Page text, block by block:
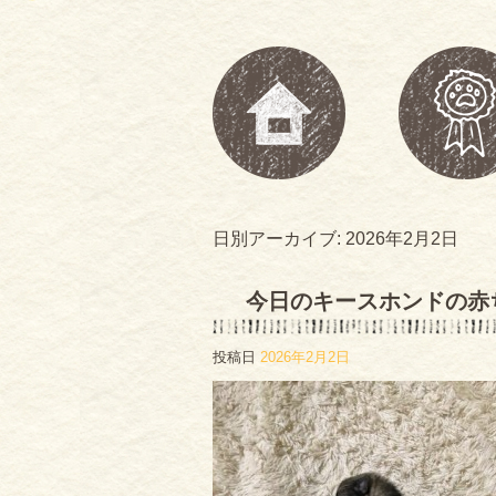
日別アーカイブ: 2026年2月2日
今日のキースホンドの赤
投稿日 2026年2月2日